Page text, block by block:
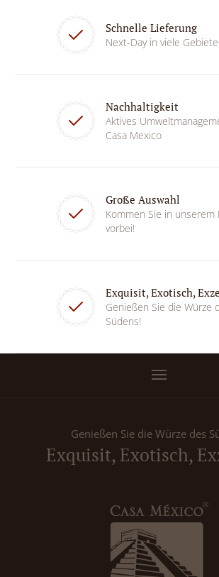
Schnelle Lieferung
Next-Day in viele Gebiete
Nachhaltigkeit
Aktives
Casa Mexico
Große Auswahl
Kommen Sie in unserem
vorbei!
Exquisit, Exotisch,
Genießen Sie die Würze
Südens!
Genießen Sie die Würze des
Exquisit, Exotisch,